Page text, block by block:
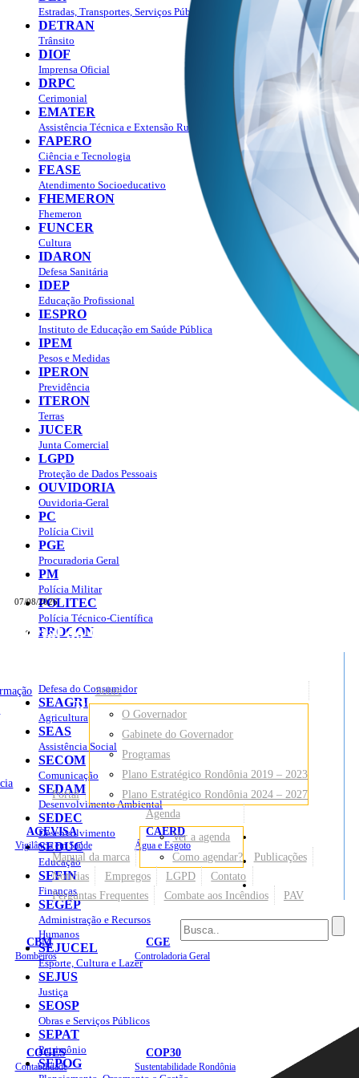
07/08/2026
Portal do Governo do
Rondônia
AGEVISA
Vigilância em Saúde
CAERD
Água e Esgoto
CBM
Bombeiros
CGE
Controladoria Geral
COGES
Contabilidade
COP30
Sustentabilidade Rondônia
Sites
Portal
Sobre
O Governador
Gabinete do Governador
Programas
Plano Estratégico Rondônia 2019 – 2023
Plano Estratégico Rondônia 2024 – 2027
Manual da marca
Agenda
Ver a agenda
Como agendar?
Publicações
Notícias
Empregos LGPD
Contato
Perguntas Frequentes
Combate aos Incêndios PAV
Estradas, Transportes, Serviços Públicos
DETRAN
Trânsito
DIOF
Imprensa Oficial
DRPC
Cerimonial
EMATER
Assistência Técnica e Extensão Rural
FAPERO
Ciência e Tecnologia
FEASE
Atendimento Socioeducativo
FHEMERON
Fhemeron
FUNCER
Cultura
IDARON
Defesa Sanitária
IDEP
Educação Profissional
IESPRO
Instituto de Educação em Saúde Pública
IPEM
Pesos e Medidas
IPERON
Previdência
ITERON
Terras
JUCER
Junta Comercial
LGPD
Proteção de Dados Pessoais
OUVIDORIA
Ouvidoria-Geral
PC
Polícia Civil
PGE
Procuradoria Geral
PM
Polícia Militar
POLITEC
Polícia Técnico-Científica
PROCON
Defesa do Consumidor
SEAGRI
Agricultura
SEAS
Assistência Social
SECOM
Comunicação
SEDAM
Desenvolvimento Ambiental
SEDEC
Desenvolvimento
SEDUC
Educação
SEFIN
Finanças
SEGEP
Administração e Recursos
Humanos
SEJUCEL
Esporte, Cultura e Lazer
SEJUS
Justiça
SEOSP
Obras e Serviços Públicos
SEPAT
Patrimônio
SEPOG